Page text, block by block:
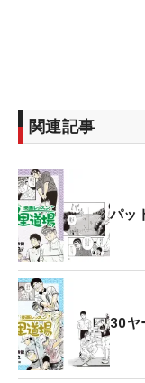
関連記事
パッ
30ヤ